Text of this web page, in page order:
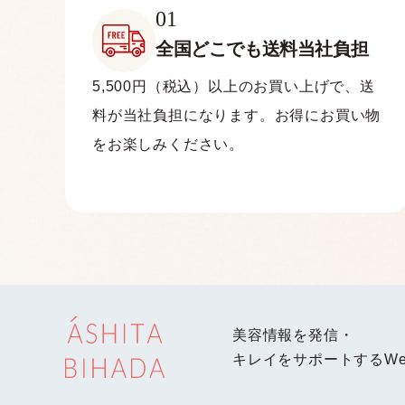
01
全国どこでも送料当社負担
5,500円（税込）以上のお買い上げで、送
料が当社負担になります。お得にお買い物
をお楽しみください。
美容情報を発信・
キレイをサポートする